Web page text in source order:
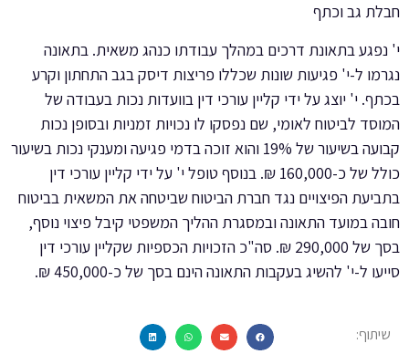
חבלת גב וכתף
י' נפגע בתאונת דרכים במהלך עבודתו כנהג משאית. בתאונה
נגרמו ל-י' פגיעות שונות שכללו פריצות דיסק בגב התחתון וקרע
בכתף. י' יוצג על ידי קליין עורכי דין בוועדות נכות בעבודה של
המוסד לביטוח לאומי, שם נפסקו לו נכויות זמניות ובסופן נכות
קבועה בשיעור של 19% והוא זוכה בדמי פגיעה ומענקי נכות בשיעור
כולל של כ-160,000 ₪. בנוסף טופל י' על ידי קליין עורכי דין
בתביעת הפיצויים נגד חברת הביטוח שביטחה את המשאית בביטוח
חובה במועד התאונה ובמסגרת ההליך המשפטי קיבל פיצוי נוסף,
בסך של 290,000 ₪. סה"כ הזכויות הכספיות שקליין עורכי דין
סייעו ל-י' להשיג בעקבות התאונה הינם בסך של כ-450,000 ₪.
שיתוף: